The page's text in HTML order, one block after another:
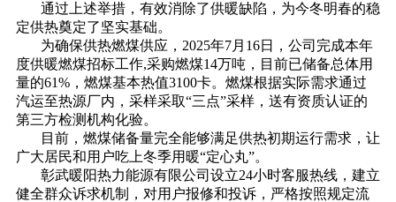
通过上述举措，有效消除了供暖缺陷，为今冬明春的稳
定供热奠定了坚实基础。
为确保供热燃煤供应，2025年7月16日，公司完成本年
度供暖燃煤招标工作,采购燃煤14万吨，目前已储备总体用
量的61%，燃煤基本热值3100卡。燃煤根据实际需求通过
汽运至热源厂内，采样采取“三点”采样，送有资质认证的
第三方检测机构化验。
目前，燃煤储备量完全能够满足供热初期运行需求，让
广大居民和用户吃上冬季用暖“定心丸”。
彰武暖阳热力能源有限公司设立24小时客服热线，建立
健全群众诉求机制，对用户报修和投诉，严格按照规定流